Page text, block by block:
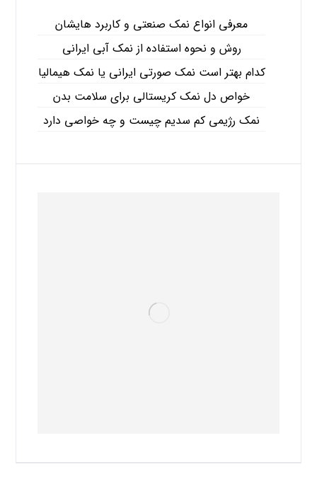
معرفی انواع نمک صنعتی و کاربرد هایشان
روش و نحوه استفاده از نمک آبی ایرانی
کدام بهتر است نمک صورتی ایرانی یا نمک هیمالیا
خواص دل نمک کریستالی برای سلامت بدن
نمک رژیمی کم سدیم چیست و چه خواصی دارد